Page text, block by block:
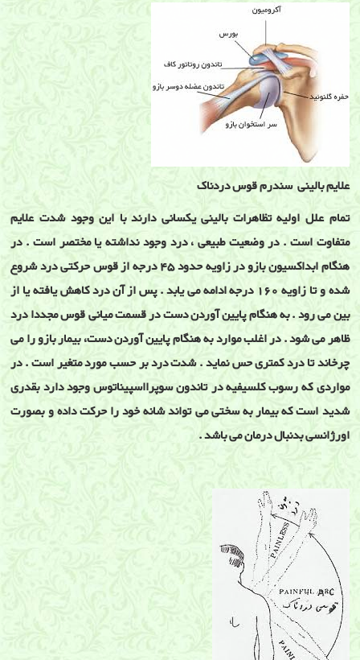
علایم بالینی سندرم قوس دردناک
تمام علل اولیه تظاهرات بالینی یکسانی دارند با این وجود شدت علایم
متفاوت است . در وضعیت طبیعی ، درد وجود نداشته یا مختصر است . در
هنگام ابداکسیون بازو در زاویه حدود 45 درجه از قوس حرکتی درد شروع
شده و تا زاویه 160 درجه ادامه می یابد . پس از آن درد کاهش یافته یا از
بین می رود . به هنگام پایین آوردن دست در قسمت میانی قوس مجددا درد
ظاهر می شود . در اغلب موارد به هنگام پایین آوردن دست، بیمار بازو را می
چرخاند تا درد کمتری حس نماید . شدت درد بر حسب مورد متغیر است . در
مواردی که رسوب کلسیفیه در تاندون سوپرااسپیناتوس وجود دارد بقدری
شدید است که بیمار به سختی می تواند شانه خود را حرکت داده و بصورت
اورژانسی بدنبال درمان می باشد .